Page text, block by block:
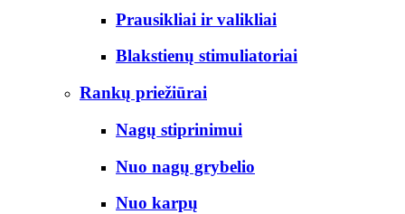
Prausikliai ir valikliai
Blakstienų stimuliatoriai
Rankų priežiūrai
Nagų stiprinimui
Nuo nagų grybelio
Nuo karpų